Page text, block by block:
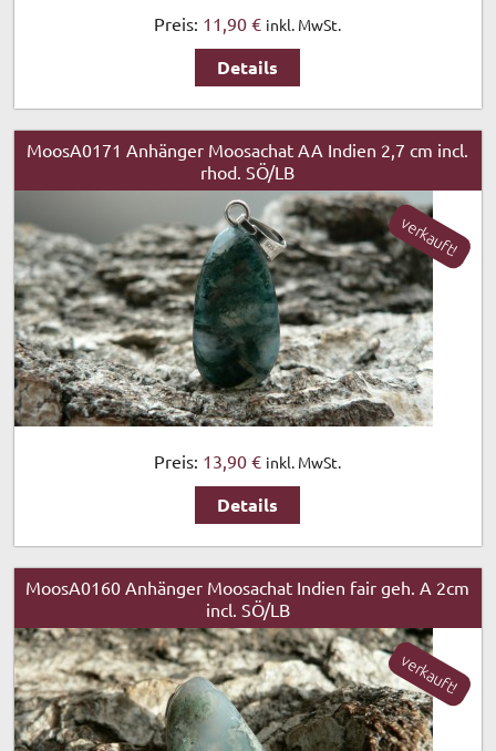
Preis: 11,90 € inkl. MwSt.
Details
MoosA0171 Anhänger Moosachat AA Indien 2,7 cm incl.
rhod. SÖ/LB
Preis: 13,90 € inkl. MwSt.
Details
verkauft!
MoosA0160 Anhänger Moosachat Indien fair geh. A 2cm
incl. SÖ/LB
verkauft!